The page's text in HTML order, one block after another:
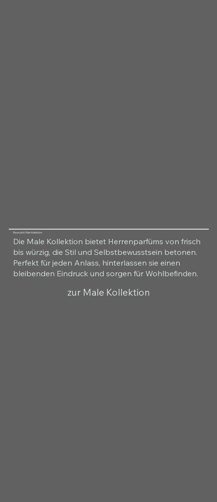
Raumduft Male Kollektion
Die Male Kollektion bietet Herrenparfüms von frisch
bis würzig, die Stil und Selbstbewusstsein betonen.
Perfekt für jeden Anlass, hinterlassen sie einen
bleibenden Eindruck und sorgen für Wohlbefinden.
zur Male Kollektion